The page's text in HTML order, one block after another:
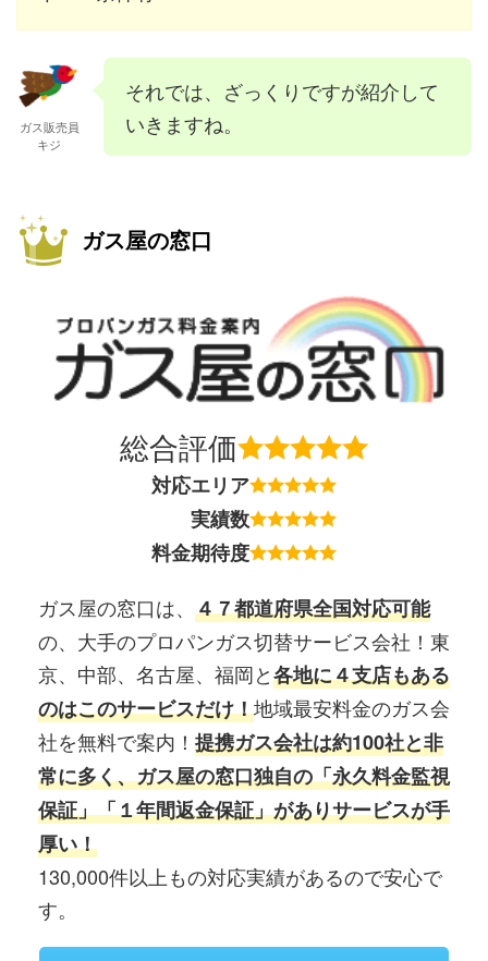
ガス販売員
キジ
それでは、ざっくりですが紹介して
いきますね。
ガス屋の窓口
総合評価
対応エリア
実績数
料金期待度
ガス屋の窓口は、 ４７都道府県全国対応可能
の、大手のプロパンガス切替サービス会社！東
京、中部、名古屋、福岡と各地に４支店もある
のはこのサービスだけ！地域最安料金のガス会
社を無料で案内！ 提携ガス会社は約100社と非
常に多く、ガス屋の窓口独自の「永久料金監視
保証」「１年間返金保証」がありサービスが手
厚い！
130,000件以上もの対応実績があるので安心で
す。